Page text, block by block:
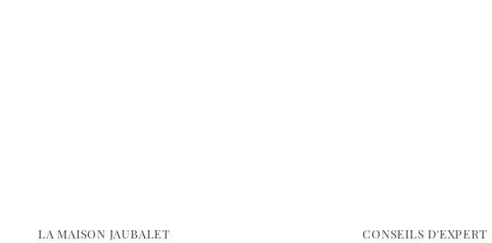
LA MAISON JAUBALET CONSEILS D'EXPERT